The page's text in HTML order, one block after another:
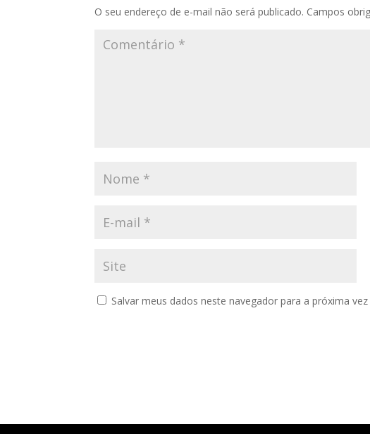
O seu endereço de e-mail não será publicado. Campos
Salvar meus dados neste navegador para a próxima